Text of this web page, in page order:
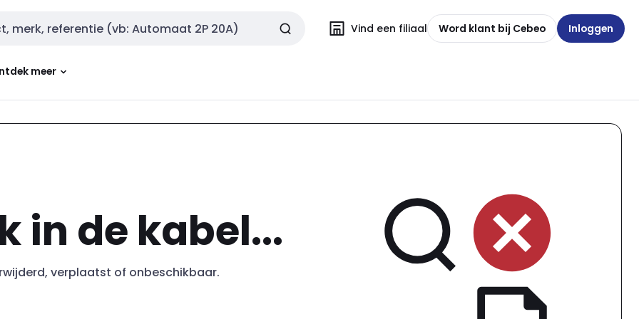
Vind een filiaal Word klant bij Cebeo Inloggen
meer
in de kabel...
verplaatst of onbeschikbaar.